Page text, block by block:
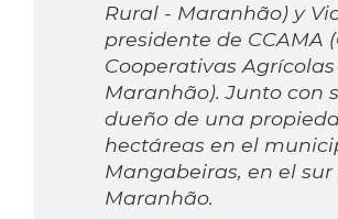
Rural - Maranhão) y
presidente de CCAMA
Cooperativas Agrícolas
Maranhão). Junto con
dueño de una
hectáreas en el
Mangabeiras, en el sur
Maranhão.